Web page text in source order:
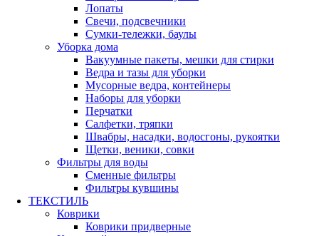
Лопаты
Свечи, подсвечники
Сумки-тележки, баулы
Уборка дома
Вакуумные пакеты, мешки для стирки
Ведра и тазы для уборки
Мусорные ведра, контейнеры
Наборы для уборки
Перчатки
Салфетки, тряпки
Швабры, насадки, водосгоны, рукоятки
Щетки, веники, совки
Фильтры для воды
Сменные фильтры
Фильтры кувшины
ТЕКСТИЛЬ
Коврики
Коврики придверные